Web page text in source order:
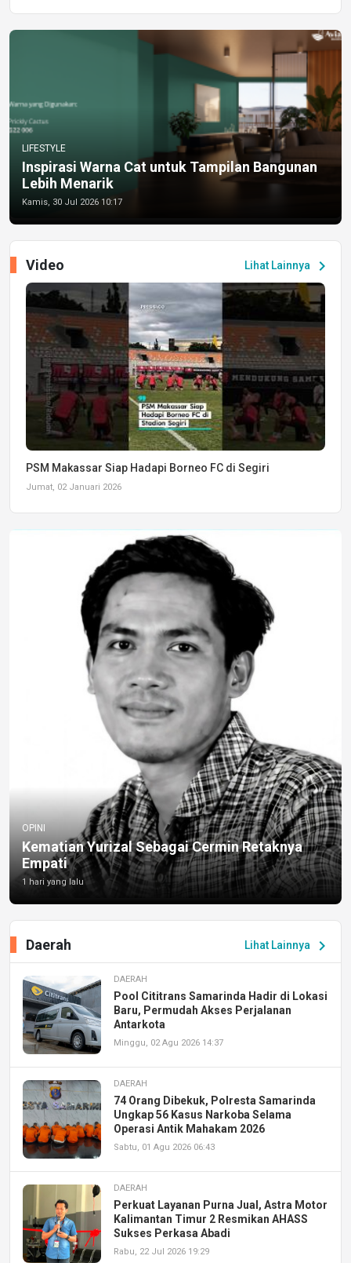
LIFESTYLE
Inspirasi Warna Cat untuk Tampilan Bangunan
Lebih Menarik
Kamis, 30 Jul 2026 10:17
Lihat Lainnya chevron_right
Video
PSM Makassar Siap Hadapi Borneo FC di Segiri
Jumat, 02 Januari 2026
OPINI
Kematian Yurizal Sebagai Cermin Retaknya
Empati
1 hari yang lalu
Lihat Lainnya chevron_right
Daerah
DAERAH
Pool Cititrans Samarinda Hadir di Lokasi
Baru, Permudah Akses Perjalanan
Antarkota
Minggu, 02 Agu 2026 14:37
DAERAH
74 Orang Dibekuk, Polresta Samarinda
Ungkap 56 Kasus Narkoba Selama
Operasi Antik Mahakam 2026
Sabtu, 01 Agu 2026 06:43
DAERAH
Perkuat Layanan Purna Jual, Astra Motor
Kalimantan Timur 2 Resmikan AHASS
Sukses Perkasa Abadi
Rabu, 22 Jul 2026 19:29